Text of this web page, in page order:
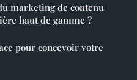
marketing de contenu
haut de gamme ?
pour concevoir votre